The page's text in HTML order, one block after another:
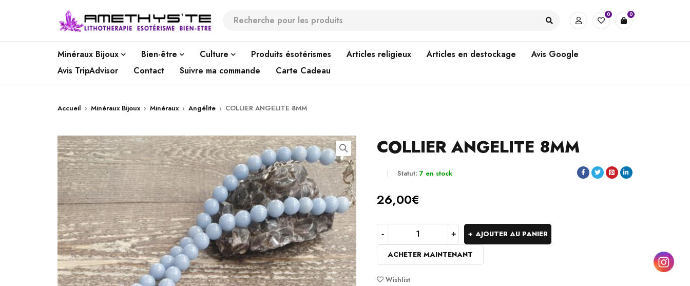
0 0
Minéraux Bijoux Bien-être Culture Produits ésotérismes Articles religieux Articles en destockage
Avis Google
Avis TripAdvisor
Contact Suivre ma commande Carte Cadeau
Accueil › Minéraux Bijoux › Minéraux › Angélite › COLLIER ANGELITE 8MM
COLLIER ANGELITE 8MM
Statut: 7 en stock
26,00€
AJOUTER AU PANIER
ACHETER MAINTENANT
Wishlist